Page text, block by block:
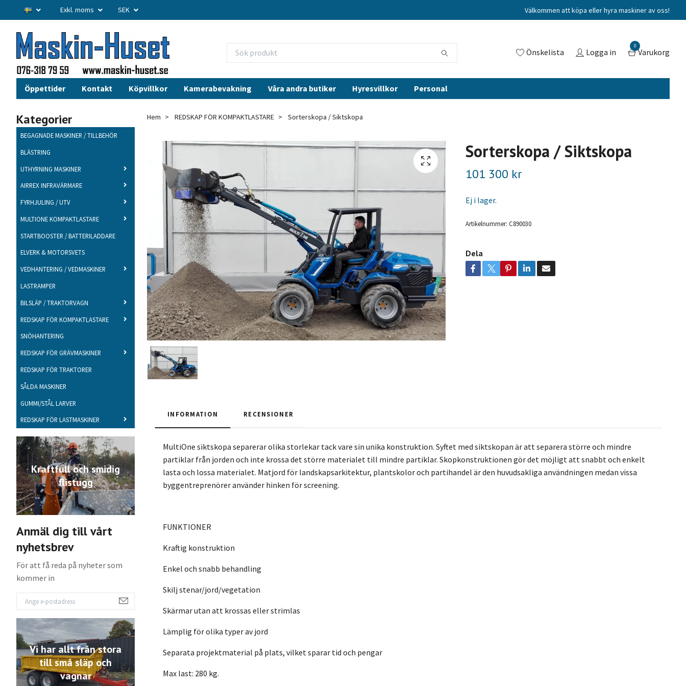
Exkl. moms SEK Välkommen att köpa eller hyra maskiner av oss!
Önskelista Logga in
0
Varukorg
Öppettider Kontakt Köpvillkor Kamerabevakning Våra andra butiker Hyresvillkor Personal
Kategorier
BEGAGNADE MASKINER / TILLBEHÖR
BLÄSTRING
UTHYRNING MASKINER
AIRREX INFRAVÄRMARE
FYRHJULING / UTV
MULTIONE KOMPAKTLASTARE
STARTBOOSTER / BATTERILADDARE
ELVERK & MOTORSVETS
VEDHANTERING / VEDMASKINER
LASTRAMPER
BILSLÄP / TRAKTORVAGN
REDSKAP FÖR KOMPAKTLASTARE
SNÖHANTERING
REDSKAP FÖR GRÄVMASKINER
REDSKAP FÖR TRAKTORER
SÅLDA MASKINER
GUMMI/STÅL LARVER
REDSKAP FÖR LASTMASKINER
Kraftfull och smidig
flistugg
Anmäl dig till vårt
nyhetsbrev
För att få reda på nyheter som
kommer in
Vi har allt från stora
till små släp och
vagnar
Hem REDSKAP FÖR KOMPAKTLASTARE Sorterskopa / Siktskopa
Sorterskopa / Siktskopa
101 300 kr
Ej i lager.
Artikelnummer: C890030
Dela
INFORMATION RECENSIONER
MultiOne siktskopa separerar olika storlekar tack vare sin unika konstruktion. Syftet med siktskopan är att separera större och mindre
partiklar från jorden och inte krossa det större materialet till mindre partiklar. Skopkonstruktionen gör det möjligt att snabbt och enkelt
lasta och lossa materialet. Matjord för landskapsarkitektur, plantskolor och partihandel är den huvudsakliga användningen medan vissa
byggentreprenörer använder hinken för screening.
FUNKTIONER
Kraftig konstruktion
Enkel och snabb behandling
Skilj stenar/jord/vegetation
Skärmar utan att krossas eller strimlas
Lämplig för olika typer av jord
Separata projektmaterial på plats, vilket sparar tid och pengar
Max last: 280 kg.